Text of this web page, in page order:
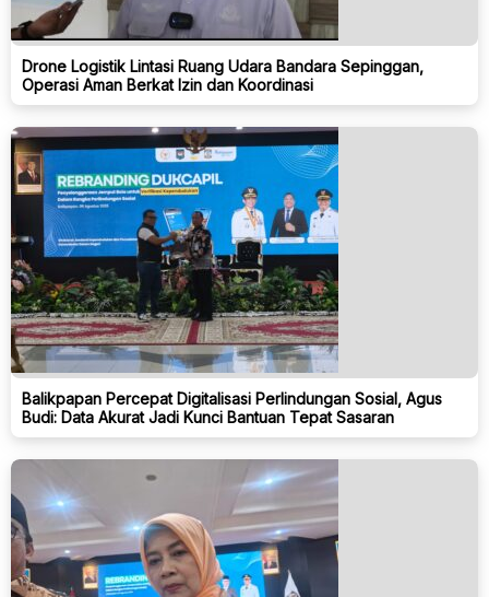
Drone Logistik Lintasi Ruang Udara Bandara Sepinggan,
Operasi Aman Berkat Izin dan Koordinasi
Balikpapan Percepat Digitalisasi Perlindungan Sosial, Agus
Budi: Data Akurat Jadi Kunci Bantuan Tepat Sasaran